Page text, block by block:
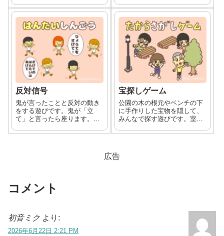
チンすることで溶かすことが
出来ます。ます。氷鬼のよう
な助け鬼です。
反対信号
鬼が言ったことと反対の動き
をする遊びです。鬼が「立
て」と言ったら座ります。
す。
宝探しゲーム
公園の木の根元やベンチの下
に手作りした宝物を隠して、
みんなで探す遊びです。室内
ます。宝物の作り方や宝のデ
広告
コメント
初音ミク より:
2026年6月22日 2:21 PM